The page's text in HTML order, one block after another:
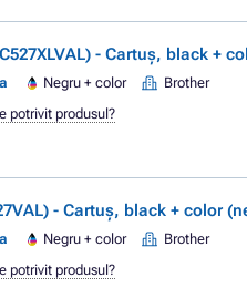
- Cartuș, black +
Negru + color Brother
potrivit produsul?
- Cartuș, black + color
Negru + color Brother
potrivit produsul?